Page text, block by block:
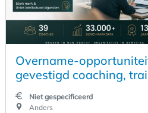
Overname-
gevestigd coaching,
& HR merk met unieke
intellectuele eigendom
Niet gespecificeerd
Anders